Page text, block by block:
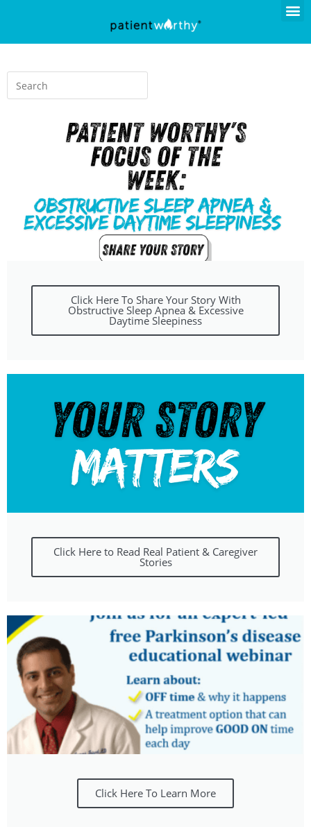
Click Here To Share Your Story With
Obstructive Sleep Apnea & Excessive
Daytime Sleepiness
Click Here to Read Real Patient & Caregiver
Stories
Click Here To Learn More